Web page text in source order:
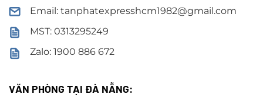
Email: tanphatexpresshcm1982@gmail.com
MST: 0313295249
Zalo: 1900 886 672
VĂN PHÒNG TẠI ĐÀ NẴNG: